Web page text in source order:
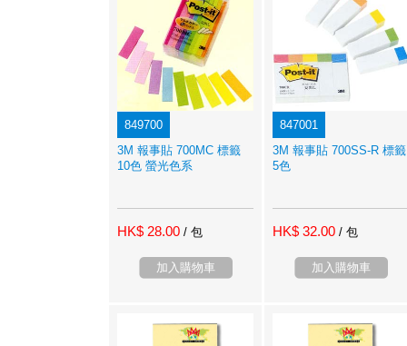
849700
3M 報事貼 700MC 標籤
10色 螢光色系
HK$ 28.00 / 包
加入購物車
847001
3M 報事貼 700SS-R 標籤
5色
HK$ 32.00 / 包
加入購物車